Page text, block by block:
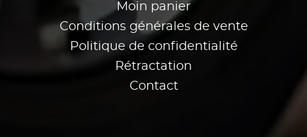
Moin panier
Conditions générales de vente
Politique de confidentialité
Rétractation
Contact